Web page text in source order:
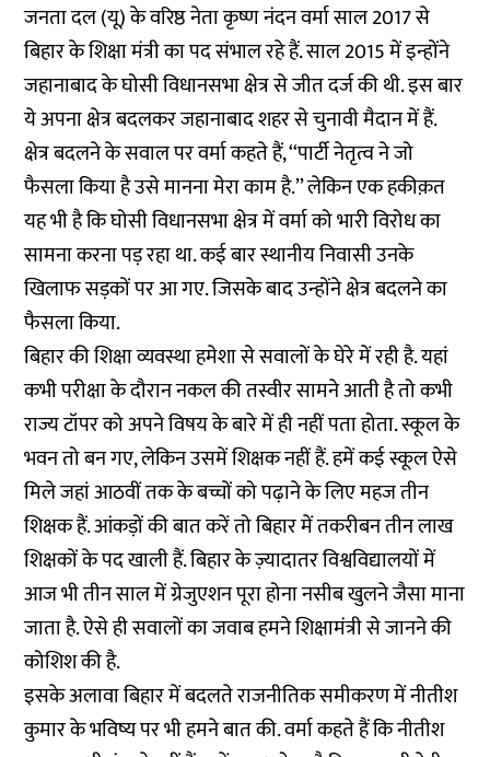
जनता दल (यू) के वरिष्ठ नेता कृष्ण नंदन वर्मा साल 2017 से
बिहार के शिक्षा मंत्री का पद संभाल रहे हैं. साल 2015 में इन्होंने
जहानाबाद के घोसी विधानसभा क्षेत्र से जीत दर्ज की थी. इस बार
ये अपना क्षेत्र बदलकर जहानाबाद शहर से चुनावी मैदान में हैं.
क्षेत्र बदलने के सवाल पर वर्मा कहते हैं, ‘‘पार्टी नेतृत्व ने जो
फैसला किया है उसे मानना मेरा काम है.’’ लेकिन एक हकीक़त
यह भी है कि घोसी विधानसभा क्षेत्र में वर्मा को भारी विरोध का
सामना करना पड़ रहा था. कई बार स्थानीय निवासी उनके
खिलाफ सड़कों पर आ गए. जिसके बाद उन्होंने क्षेत्र बदलने का
फैसला किया.
बिहार की शिक्षा व्यवस्था हमेशा से सवालों के घेरे में रही है. यहां
कभी परीक्षा के दौरान नकल की तस्वीर सामने आती है तो कभी
राज्य टॉपर को अपने विषय के बारे में ही नहीं पता होता. स्कूल के
भवन तो बन गए, लेकिन उसमें शिक्षक नहीं हैं. हमें कई स्कूल ऐसे
मिले जहां आठवीं तक के बच्चों को पढ़ाने के लिए महज तीन
शिक्षक हैं. आंकड़ों की बात करें तो बिहार में तकरीबन तीन लाख
शिक्षकों के पद खाली हैं. बिहार के ज़्यादातर विश्वविद्यालयों में
आज भी तीन साल में ग्रेजुएशन पूरा होना नसीब खुलने जैसा माना
जाता है. ऐसे ही सवालों का जवाब हमने शिक्षामंत्री से जानने की
कोशिश की है.
इसके अलावा बिहार में बदलते राजनीतिक समीकरण में नीतीश
कुमार के भविष्य पर भी हमने बात की. वर्मा कहते हैं कि नीतीश